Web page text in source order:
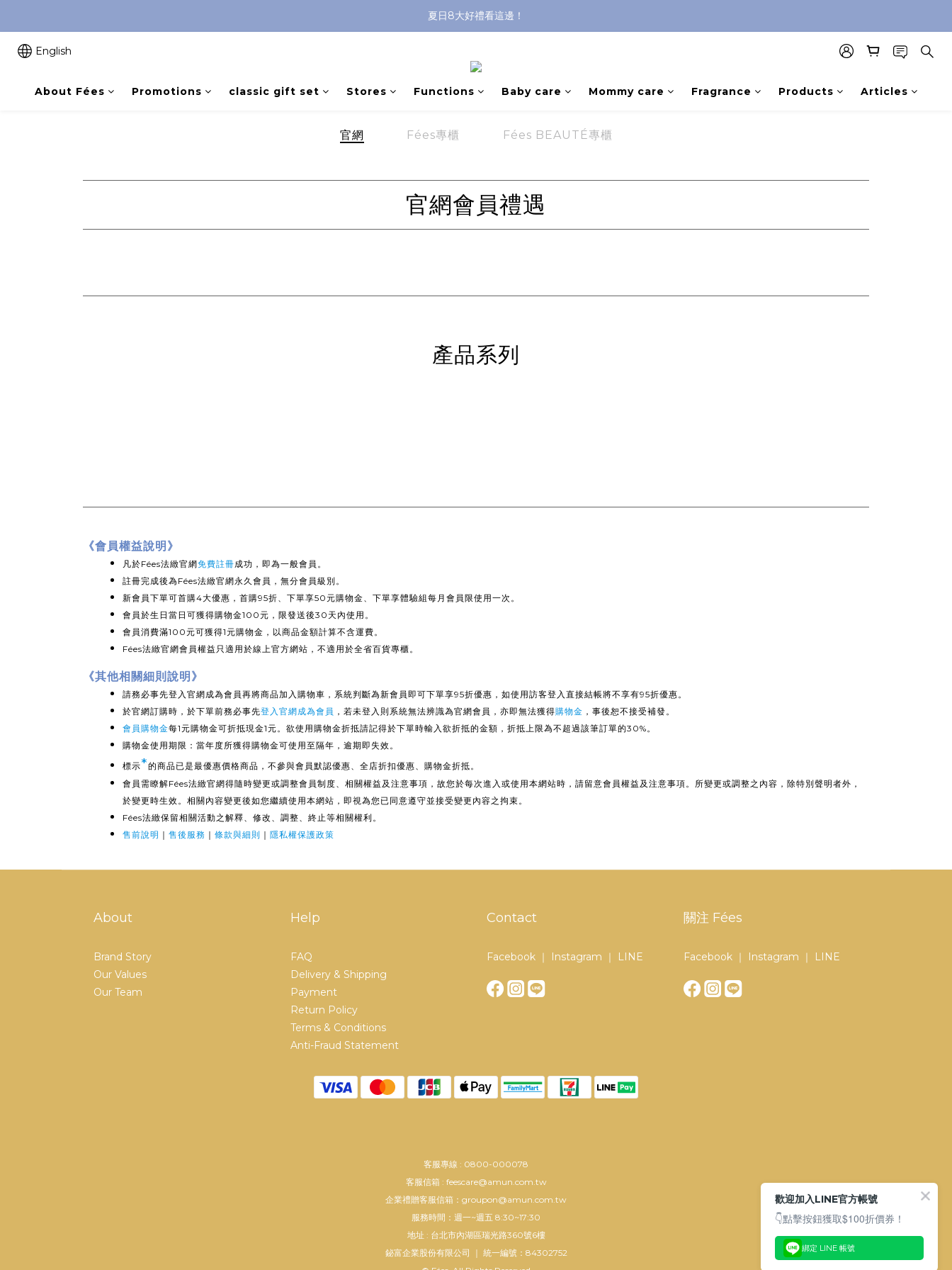
沐浴油單品限時9折！
夏日8大好禮看這邊！
English
About Fées Promotions classic gift set Stores Functions Baby care Mommy care Fragrance Products Articles
官網 Fées專櫃 Fées BEAUTÉ專櫃
官網會員禮遇
產品系列
《會員權益說明》
凡於Fées法緻官網免費註冊成功，即為一般會員。
註冊完成後為Fées法緻官網永久會員，無分會員級別。
新會員下單可首購4大優惠，首購95折、下單享50元購物金、下單享體驗組每月會員限使用一次 。
會員於生日當日可獲得購物金100元，限發送後30天內使用。
會員消費滿100元可獲得1元購物金，以商品金額計算不含運費。
Fées法緻官網會員權益只適用於線上官方網站，不適用於全省百貨專櫃。
《其他相關細則說明 》
請務必事先登入官網成為會員再將商品加入購物車，系統判斷為新會員即可下單享95折優惠，如使用訪客登入直接結帳將不享有95折優惠。
於官網訂購時，於下單前務必事先登入官網成為會員 ， 若未登入則系統無法辨識為官網會員，亦即無法獲得購物金 ，事後恕不接受補發。
會員購物金每1元購物金可折抵現金1元。欲使用購物金折抵請記得於下單時輸入欲折抵的金額，折抵上限為不超過該筆訂單的30%。
購物金使用期限：當年度所獲得購物金可使用至隔年，逾期即失效。
標示*的商品已是最優惠價格商品，不參與會員默認優惠、全店折扣優惠、購物金折抵。
會員需瞭解Fées法緻官網得隨時變更或調整會員制度、相關權益及注意事項，故您於每次進入或使用本網站時，請留意會員權益及注意事項。所變更或調整之內容，除特別聲明者外，
於變更時生效。相關內容變更後如您繼續使用本網站，即視為您已同意遵守並接受變更內容之拘束。
Fées法緻保留相關活動之解釋、修改、調整、終止等相關權利。
售前說明 ｜ 售後服務 ｜ 條款與細則 ｜ 隱私權保護政策
About
Brand Story
Our Values
Our Team
Help
FAQ
Delivery & Shipping
Payment
Return Policy
Terms & Conditions
Anti-Fraud Statement
Contact
Facebook ｜ Instagram ｜ LINE
關注 Fées
Facebook ｜ Instagram ｜ LINE
客服專線 : 0800-000078
客服信箱 : feescare@amun.com.tw
企業禮贈客服信箱：groupon@amun.com.tw
服務時間：週一~週五 8:30~17:30
地址 : 台北市內湖區瑞光路360號6樓
鉍富企業股份有限公司 ｜ 統一編號：84302752
歡迎加入LINE官方帳號
👇點擊按鈕獲取$100折價券！
綁定 LINE 帳號